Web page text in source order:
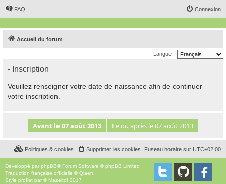
FAQ Connexion
Accueil du forum
Langue :
- Inscription
Veuillez renseigner votre date de naissance afin de continuer
votre inscription.
Fuseau horaire sur UTC+02:00
Supprimer les cookies
Politiques & cookies
Développé par phpBB® Forum Software © phpBB Limited
Traduction française officielle ©Qiaeru
Style proflat par © Mazeltof 2017